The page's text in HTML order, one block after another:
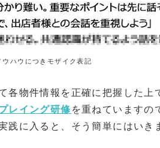
ウハウにつきモザイク表記
各物件情報を正確に把握した上
レイング研修 を重ねていますの
に入ると、そう簡単にはいき